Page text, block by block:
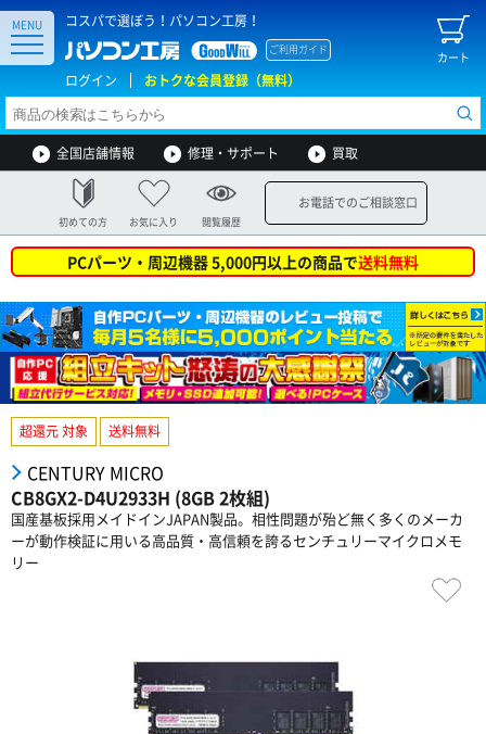
コスパで選ぼう！パソコン工房！
カート
ご利用ガイド
ログイン おトクな会員登録（無料）
MENU
全国店舗情報 修理・サポート 買取
初めての方 お気に入り 閲覧履歴
お電話でのご相談窓口
PCパーツ・周辺機器 5,000円以上の商品で送料無料
超還元 対象 送料無料
CENTURY MICRO
CB8GX2-D4U2933H (8GB 2枚組)
国産基板採用メイドインJAPAN製品。相性問題が殆ど無く多くのメーカ
ーが動作検証に用いる高品質・高信頼を誇るセンチュリーマイクロメモ
リー